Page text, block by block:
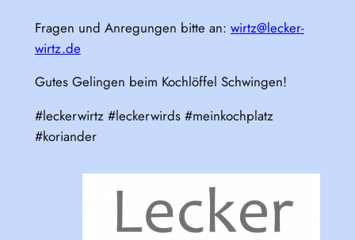
Fragen und Anregungen bitte an: wirtz@lecker-
wirtz.de
Gutes Gelingen beim Kochlöffel Schwingen!
#leckerwirtz #leckerwirds #meinkochplatz
#koriander